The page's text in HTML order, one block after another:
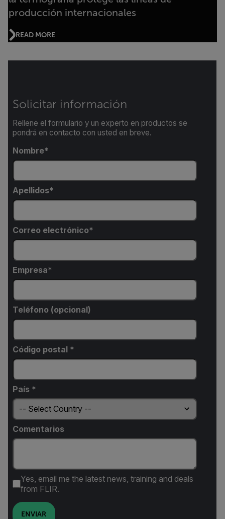
producción internacionales
READ MORE
Solicitar información
Rellene el formulario y un experto en productos se
pondrá en contacto con usted en breve.
Nombre
Apellidos
Correo electrónico
Empresa
Teléfono (opcional)
Código postal *
País *
Comentarios
Yes, email me the latest news, training and deals
from FLIR.
ENVIAR